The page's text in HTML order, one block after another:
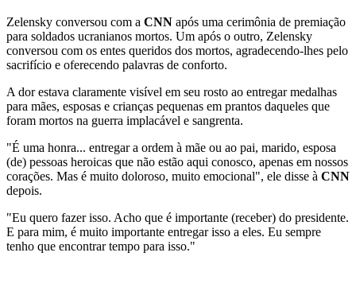
Zelensky conversou com a CNN após uma cerimônia de premiação
para soldados ucranianos mortos. Um após o outro, Zelensky
conversou com os entes queridos dos mortos, agradecendo-lhes pelo
sacrifício e oferecendo palavras de conforto.
A dor estava claramente visível em seu rosto ao entregar medalhas
para mães, esposas e crianças pequenas em prantos daqueles que
foram mortos na guerra implacável e sangrenta.
"É uma honra... entregar a ordem à mãe ou ao pai, marido, esposa
(de) pessoas heroicas que não estão aqui conosco, apenas em nossos
corações. Mas é muito doloroso, muito emocional", ele disse à CNN
depois.
"Eu quero fazer isso. Acho que é importante (receber) do presidente.
E para mim, é muito importante entregar isso a eles. Eu sempre
tenho que encontrar tempo para isso."